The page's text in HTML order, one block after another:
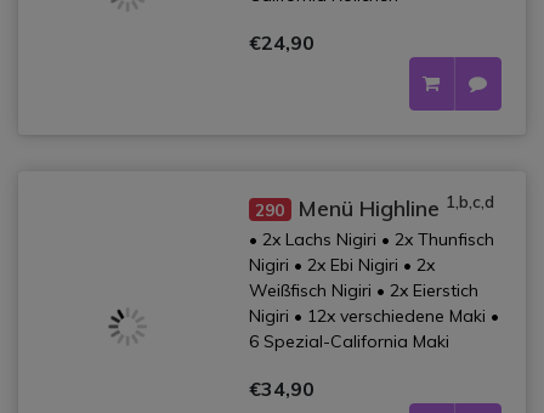
€24,90
290 Menü Highline 1,b,c,d
• 2x Lachs Nigiri • 2x Thunfisch
Nigiri • 2x Ebi Nigiri • 2x
Weißfisch Nigiri • 2x Eierstich
Nigiri • 12x verschiedene Maki •
6 Spezial-California Maki
€34,90